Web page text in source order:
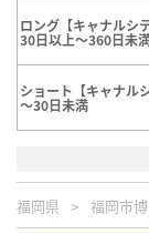
ロング【キャナルシ
30日以上～360日未
ショート【キャナル
～30日未満
福岡県 福岡市